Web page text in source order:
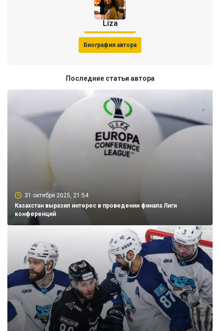
Liza
Биография автора
Последние статьи автора
31 октября 2025, 21:54
Казахстан выразил интерес в проведении финала Лиги
конференций